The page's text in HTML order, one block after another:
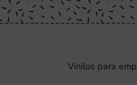
Vinilos para